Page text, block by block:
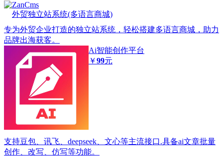
ZanCms
外贸独立站系统(多语言商城)
专为外贸企业打造的独立站系统，轻松搭建多语言商城，助力
品牌出海获客。
Ai智能创作平台
￥99元
支持豆包、讯飞、deepseek、文心等主流接口.具备ai文章批量
创作、改写、仿写等功能。